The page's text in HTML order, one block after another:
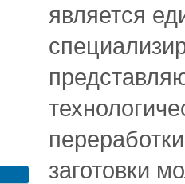
является
заготовки